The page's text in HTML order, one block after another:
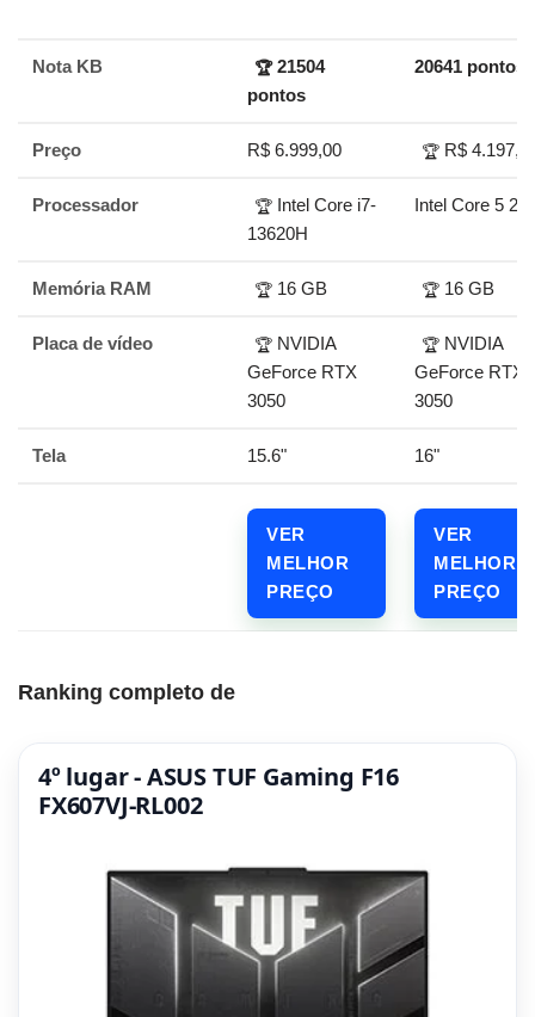
Nota KB 🏆21504
pontos
20641 pontos
Preço R$ 6.999,00 🏆 R$
Processador 🏆 Intel Core i7-
13620H
Intel Core 5
Memória RAM 🏆 16 GB 🏆 16 GB
Placa de vídeo 🏆 NVIDIA
GeForce RTX
3050
🏆 NVIDIA
GeForce RTX
3050
Tela 15.6" 16"
VER
MELHOR
PREÇO
VER
MELHOR
PREÇO
Ranking completo de
4º lugar - ASUS TUF Gaming F16
FX607VJ-RL002